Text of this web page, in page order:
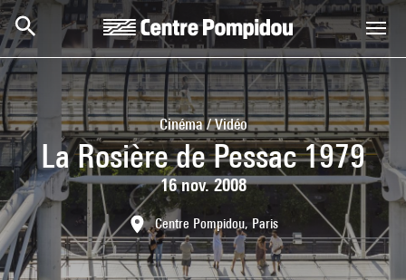
Aller au contenu principal
Centre Pompidou
Cinéma / Vidéo
La Rosière de Pessac 1979
16 nov. 2008
Centre Pompidou, Paris